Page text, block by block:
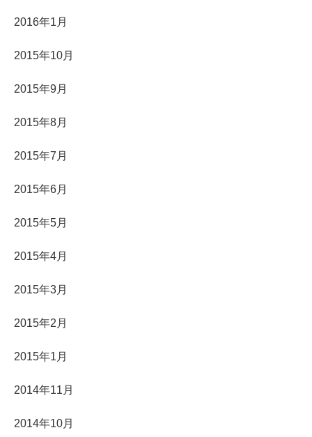
2016年1月
2015年10月
2015年9月
2015年8月
2015年7月
2015年6月
2015年5月
2015年4月
2015年3月
2015年2月
2015年1月
2014年11月
2014年10月